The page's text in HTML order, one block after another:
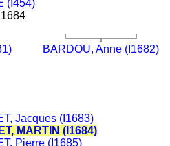
(I454)
BARDOU, Anne (I1682)
Jacques (I1683)
MARTIN (I1684)
Pierre (I1685)